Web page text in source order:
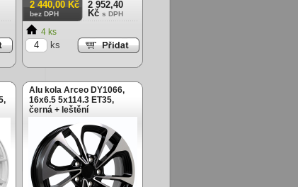
2 440,00 Kč
bez DPH
2 952,40
Kč s DPH
4 ks
ks
Alu kola Arceo DY1066,
16x6.5 5x114.3 ET35,
černá + leštění